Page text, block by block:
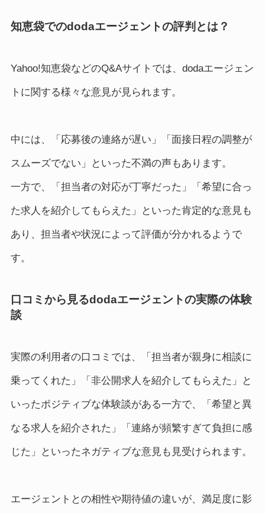
知恵袋でのdodaエージェントの評判とは？
Yahoo!知恵袋などのQ&Aサイトでは、dodaエージェン
トに関する様々な意見が見られます。
中には、「応募後の連絡が遅い」「面接日程の調整が
スムーズでない」といった不満の声もあります。
一方で、「担当者の対応が丁寧だった」「希望に合っ
た求人を紹介してもらえた」といった肯定的な意見も
あり、担当者や状況によって評価が分かれるようで
す。
口コミから見るdodaエージェントの実際の体験
談
実際の利用者の口コミでは、「担当者が親身に相談に
乗ってくれた」「非公開求人を紹介してもらえた」と
いったポジティブな体験談がある一方で、「希望と異
なる求人を紹介された」「連絡が頻繁すぎて負担に感
じた」といったネガティブな意見も見受けられます。
エージェントとの相性や期待値の違いが、満足度に影